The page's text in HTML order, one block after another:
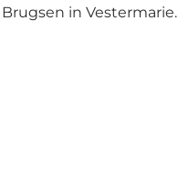
in Vestermarie.